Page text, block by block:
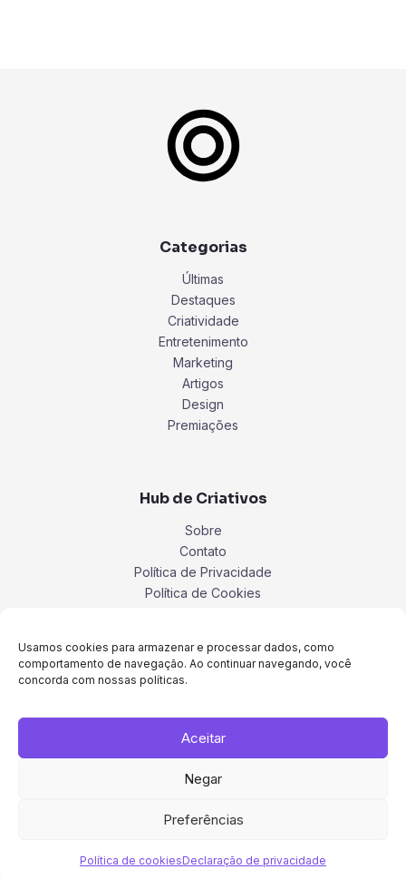
Usamos cookies para armazenar e processar dados, como
comportamento de navegação. Ao continuar navegando, você
concorda com nossas políticas.
Aceitar
Negar
Preferências
Política de cookiesDeclaração de privacidade
Categorias
Últimas
Destaques
Criatividade
Entretenimento
Marketing
Artigos
Design
Premiações
Hub de Criativos
Sobre
Contato
Política de Privacidade
Política de Cookies